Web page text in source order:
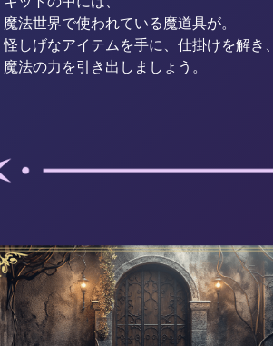
魔法世界で使われている魔道具が。
怪しげなアイテムを手に、仕掛けを解き、
魔法の力を引き出しましょう。